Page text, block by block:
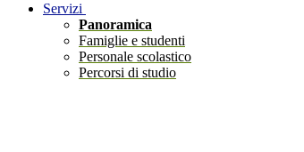
Servizi
Panoramica
Famiglie e studenti
Personale scolastico
Percorsi di studio